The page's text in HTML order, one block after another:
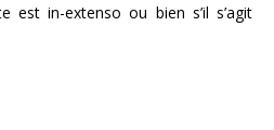
est in-extenso ou bien s’il s’agit